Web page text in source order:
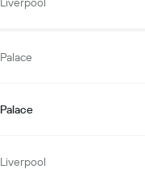
Palace
Palace
Liverpool